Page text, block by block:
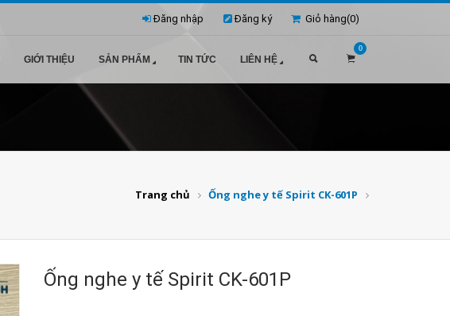
Giỏ hàng(0)
Đăng nhập Đăng ký
0
GIỚI THIỆU SẢN PHẨM TIN TỨC LIÊN HỆ
Trang chủ Ống nghe y tế Spirit CK-601P
Ống nghe y tế Spirit CK-601P